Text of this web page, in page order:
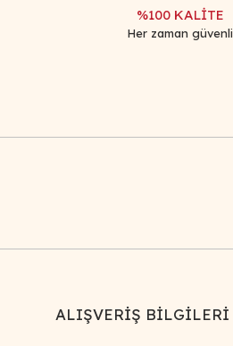
%100 KALİTE
Her zaman güvenli
ALIŞVERİŞ BİLGİLERİ